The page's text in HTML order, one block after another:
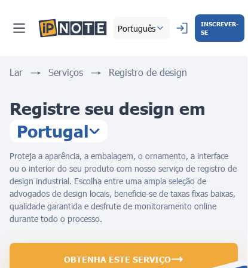
Português
INSCREVER-
SE
Lar Serviços Registro de design
Registre seu design em
Portugal
Proteja a aparência, a embalagem, o ornamento, a interface
ou o interior do seu produto com nosso serviço de registro de
design industrial. Escolha entre uma ampla seleção de
advogados de design locais, beneficie-se de taxas fixas baixas,
qualidade garantida e desfrute de monitoramento online
durante todo o processo.
OBTENHA ESTE SERVIÇO